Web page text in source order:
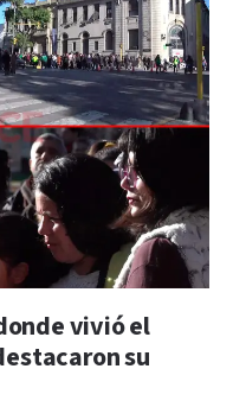
vivió el
su